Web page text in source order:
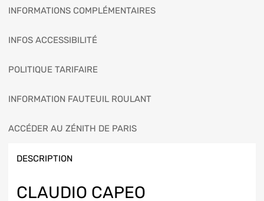
INFORMATIONS COMPLÉMENTAIRES
INFOS ACCESSIBILITÉ
POLITIQUE TARIFAIRE
INFORMATION FAUTEUIL ROULANT
ACCÉDER AU ZÉNITH DE PARIS
DESCRIPTION
CLAUDIO CAPEO